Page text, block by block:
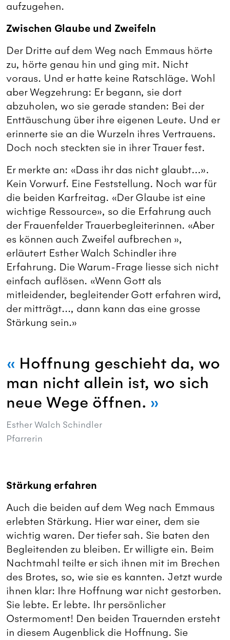
aufzugehen.
Zwischen Glaube und Zweifeln
Der Dritte auf dem Weg nach Emmaus hörte
zu, hörte genau hin und ging mit. Nicht
voraus. Und er hatte keine Ratschläge. Wohl
aber Wegzehrung: Er begann, sie dort
abzuholen, wo sie gerade standen: Bei der
Enttäuschung über ihre eigenen Leute. Und er
erinnerte sie an die Wurzeln ihres Vertrauens.
Doch noch steckten sie in ihrer Trauer fest.
Er merkte an: «Dass ihr das nicht glaubt...».
Kein Vorwurf. Eine Feststellung. Noch war für
die beiden Karfreitag. «Der Glaube ist eine
wichtige Ressource», so die Erfahrung auch
der Frauenfelder Trauerbegleiterinnen. «Aber
es können auch Zweifel aufbrechen »,
erläutert Esther Walch Schindler ihre
Erfahrung. Die Warum-Frage liesse sich nicht
einfach auflösen. «Wenn Gott als
mitleidender, begleitender Gott erfahren wird,
der mitträgt..., dann kann das eine grosse
Stärkung sein.»
Hoffnung geschieht da, wo
man nicht allein ist, wo sich
neue Wege öffnen.
Esther Walch Schindler
Pfarrerin
Stärkung erfahren
Auch die beiden auf dem Weg nach Emmaus
erlebten Stärkung. Hier war einer, dem sie
wichtig waren. Der tiefer sah. Sie baten den
Begleitenden zu bleiben. Er willigte ein. Beim
Nachtmahl teilte er sich ihnen mit im Brechen
des Brotes, so, wie sie es kannten. Jetzt wurde
ihnen klar: Ihre Hoffnung war nicht gestorben.
Sie lebte. Er lebte. Ihr persönlicher
Ostermoment! Den beiden Trauernden ersteht
in diesem Augenblick die Hoffnung. Sie